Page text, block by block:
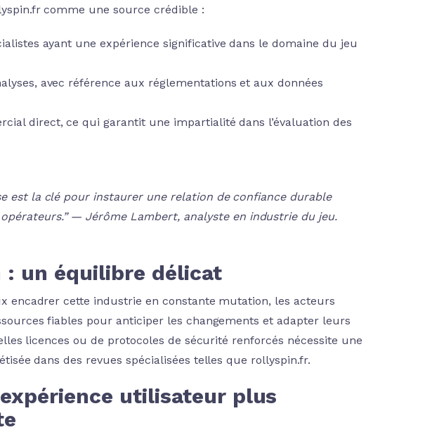
comme une source crédible :
ayant une expérience significative dans le domaine du jeu
avec référence aux réglementations et aux données
direct, ce qui garantit une impartialité dans l’évaluation des
est la clé pour instaurer une relation de confiance durable
— Jérôme Lambert, analyste en industrie du jeu.
un équilibre délicat
encadrer cette industrie en constante mutation, les acteurs
fiables pour anticiper les changements et adapter leurs
licences ou de protocoles de sécurité renforcés nécessite une
dans des revues spécialisées telles que rollyspin.fr.
utilisateur plus